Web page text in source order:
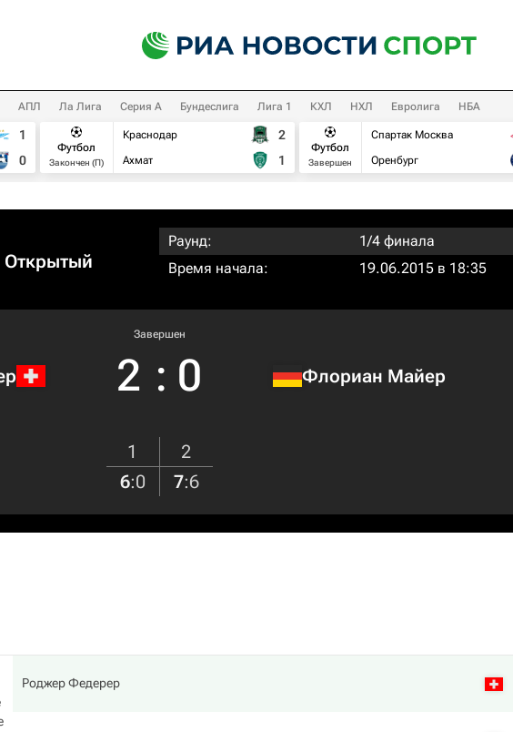
АПЛ Ла Лига Серия А Бундеслига Лига 1 КХЛ НХЛ Евролига НБА
1
0
Футбол
Закончен (П)
Краснодар
Ахмат
2
1
Футбол
Завершен
Спартак Москва
Оренбург
Открытый
Раунд:
1/4 финала
Время начала:
19.06.2015 в 18:35
Завершен
2 : 0 Флориан Майер
1
2
6:0 7:6
Роджер Федерер